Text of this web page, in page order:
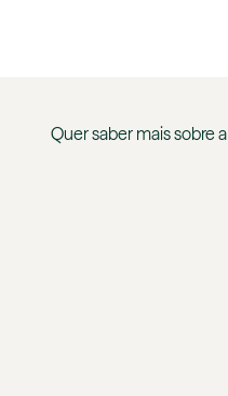
Quer saber mais sobre a